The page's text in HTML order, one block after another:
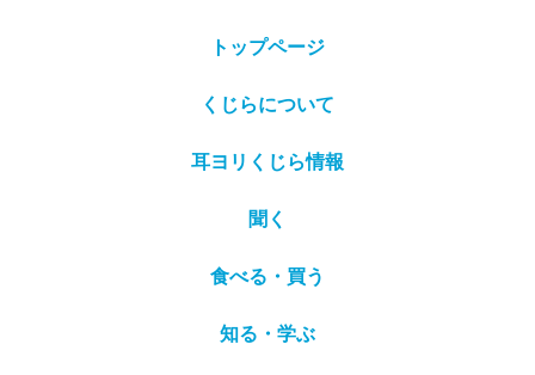
トップページ
くじらについて
耳ヨリくじら情報
聞く
食べる・買う
知る・学ぶ